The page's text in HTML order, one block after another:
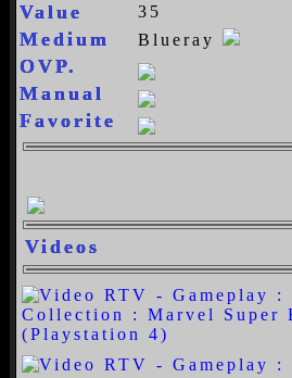
Value 35
Medium Blueray
OVP.
Manual
Favorite
Videos